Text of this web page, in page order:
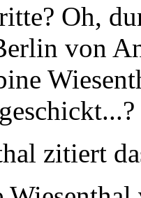
Oh,
von
zitiert